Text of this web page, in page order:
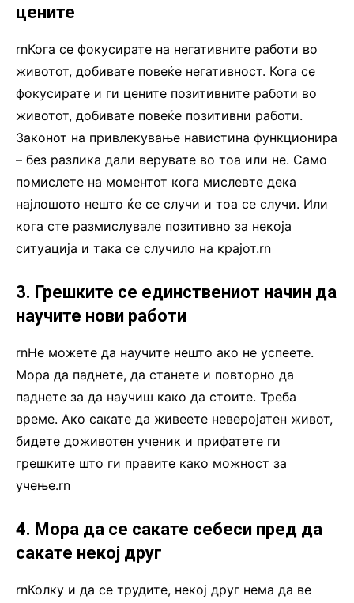
цените
rnКога се фокусирате на негативните работи во
животот, добивате повеќе негативност. Кога се
фокусирате и ги цените позитивните работи во
животот, добивате повеќе позитивни работи.
Законот на привлекување навистина функционира
– без разлика дали верувате во тоа или не. Само
помислете на моментот кога мислевте дека
најлошото нешто ќе се случи и тоа се случи. Или
кога сте размислувале позитивно за некоја
ситуација и така се случило на крајот.rn
3. Грешките се единствениот начин да
научите нови работи
rnНе можете да научите нешто ако не успеете.
Мора да паднете, да станете и повторно да
паднете за да научиш како да стоите. Треба
време. Ако сакате да живеете неверојатен живот,
бидете доживотен ученик и прифатете ги
грешките што ги правите како можност за
учење.rn
4. Мора да се сакате себеси пред да
сакате некој друг
rnКолку и да се трудите, некој друг нема да ве